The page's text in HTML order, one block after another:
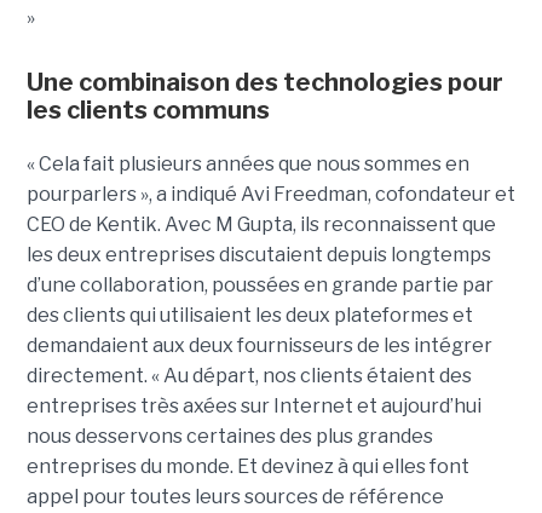
»
Une combinaison des technologies pour
les clients communs
« Cela fait plusieurs années que nous sommes en
pourparlers », a indiqué Avi Freedman, cofondateur et
CEO de Kentik. Avec M Gupta, ils reconnaissent que
les deux entreprises discutaient depuis longtemps
d’une collaboration, poussées en grande partie par
des clients qui utilisaient les deux plateformes et
demandaient aux deux fournisseurs de les intégrer
directement. « Au départ, nos clients étaient des
entreprises très axées sur Internet et aujourd’hui
nous desservons certaines des plus grandes
entreprises du monde. Et devinez à qui elles font
appel pour toutes leurs sources de référence